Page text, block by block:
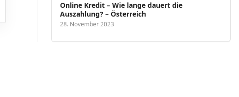
Online Kredit – Wie lange dauert die
Auszahlung? – Österreich
28. November 2023